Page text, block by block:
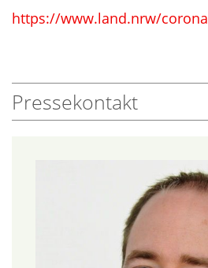
https://www.land.nrw/corona
Pressekontakt